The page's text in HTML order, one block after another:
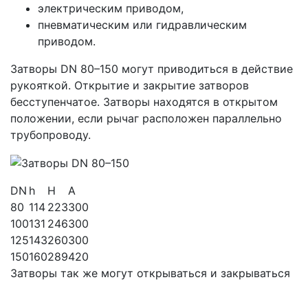
электрическим приводом,
пневматическим или гидравлическим
приводом.
Затворы DN 80–150 могут приводиться в действие
рукояткой. Открытие и закрытие затворов
бесступенчатое. Затворы находятся в открытом
положении, если рычаг расположен параллельно
трубопроводу.
DN h H
A
80 114 223300
100131 246300
125143260300
150160289420
Затворы так же могут открываться и закрываться